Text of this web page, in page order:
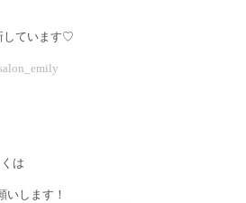
しています♡
は
いします！